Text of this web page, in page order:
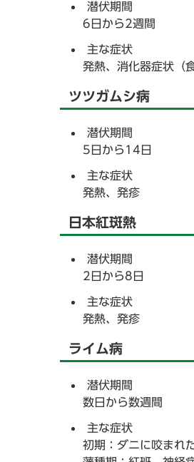
潜伏期間
6日から2週間
主な症状
発熱、消化器症状（
ツツガムシ病
潜伏期間
5日から14日
主な症状
発熱、発疹
日本紅斑熱
潜伏期間
2日から8日
主な症状
発熱、発疹
ライム病
潜伏期間
数日から数週間
主な症状
初期：ダニに咬まれ